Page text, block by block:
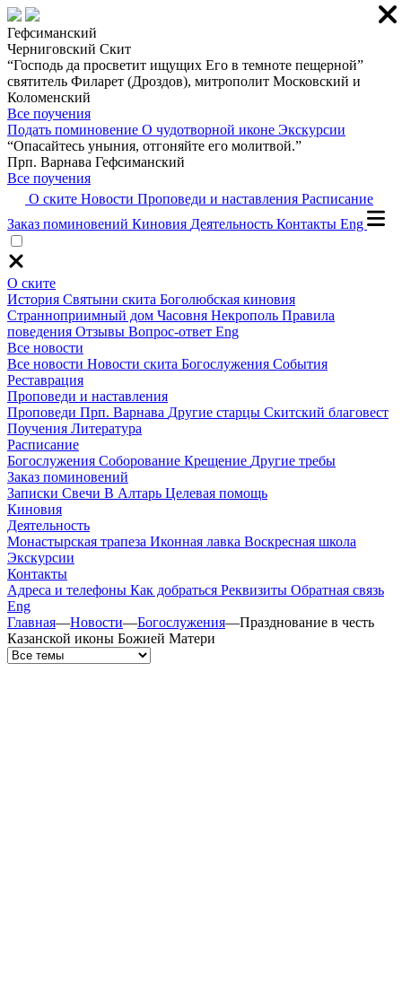
Гефсиманский
Черниговский Скит
“Господь да просветит ищущих Его в темноте пещерной”
святитель Филарет (Дроздов), митрополит Московский и
Коломенский
Все поучения
Подать поминовение О чудотворной иконе Экскурсии
“Опасайтесь уныния, отгоняйте его молитвой.”
Прп. Варнава Гефсиманский
Все поучения
О ските Новости Проповеди и наставления Расписание
Заказ поминовений Киновия Деятельность Контакты Eng
О ските
История Святыни скита Боголюбская киновия
Странноприимный дом Часовня Некрополь Правила
поведения Отзывы Вопрос-ответ Eng
Все новости
Все новости Новости скита Богослужения События
Реставрация
Проповеди и наставления
Проповеди Прп. Варнава Другие старцы Скитский благовест
Поучения Литература
Расписание
Богослужения Соборование Крещение Другие требы
Заказ поминовений
Записки Свечи В Алтарь Целевая помощь
Киновия
Деятельность
Монастырская трапеза Иконная лавка Воскресная школа
Экскурсии
Контакты
Адреса и телефоны Как добраться Реквизиты Обратная связь
Eng
Главная—Новости—Богослужения—Празднование в честь
Казанской иконы Божией Матери